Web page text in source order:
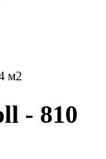
м2
- 810